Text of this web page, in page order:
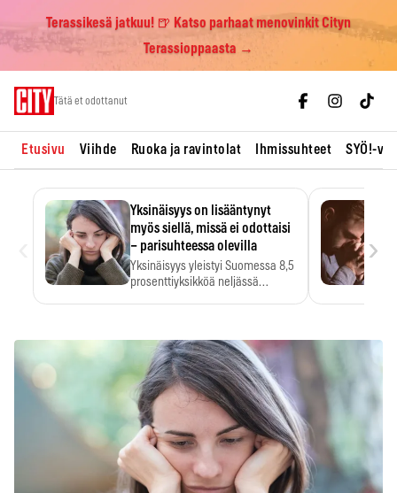
Terassikesä jatkuu! 🍺 Katso parhaat menovinkit Cityn
Terassioppaasta →
Tätä et odottanut
Etusivu Viihde Ruoka ja ravintolat Ihmissuhteet SYÖ!-
Yksinäisyys on lisääntynyt
myös siellä, missä ei odottaisi
– parisuhteessa olevilla
Yksinäisyys yleistyi Suomessa 8,5
prosenttiyksikköä neljässä
›